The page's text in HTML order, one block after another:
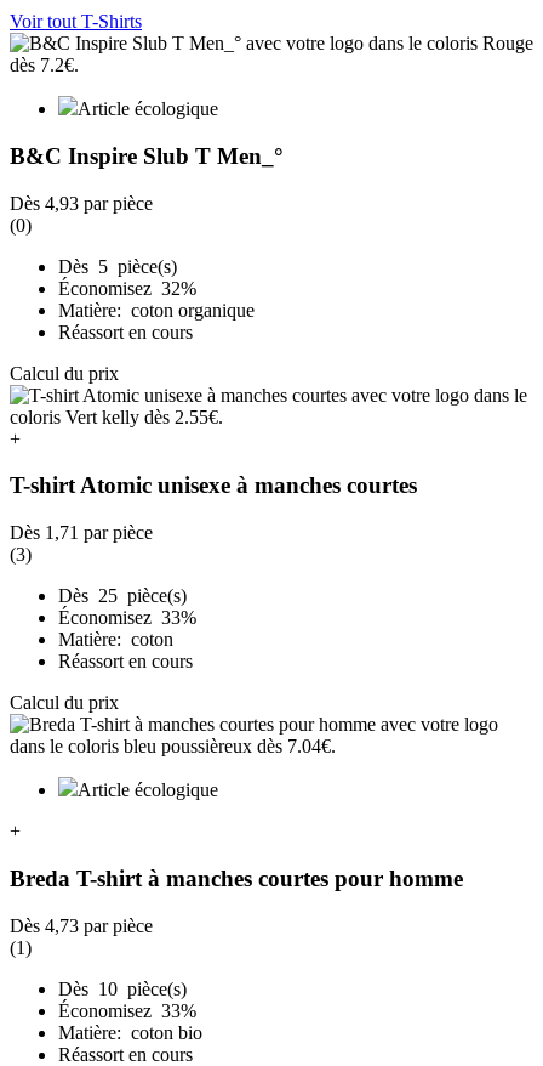
Voir tout T-Shirts
Article écologique
B&C Inspire Slub T Men_°
Dès 4,93 par pièce
(0)
Dès 5 pièce(s)
Économisez 32%
Matière: coton organique
Réassort en cours
Calcul du prix
+
T-shirt Atomic unisexe à manches courtes
Dès 1,71 par pièce
(3)
Dès 25 pièce(s)
Économisez 33%
Matière: coton
Réassort en cours
Calcul du prix
Article écologique
+
Breda T-shirt à manches courtes pour homme
Dès 4,73 par pièce
(1)
Dès 10 pièce(s)
Économisez 33%
Matière: coton bio
Réassort en cours